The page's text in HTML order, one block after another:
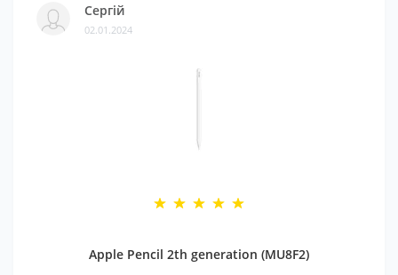
Сергій
02.01.2024
Apple Pencil 2th generation (MU8F2)